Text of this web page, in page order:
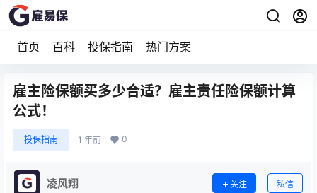
首页 百科 投保指南 热门方案
雇主险保额买多少合适？雇主责任险保额计算
公式！
投保指南 1 年前 0
凌风翔 关注 私信